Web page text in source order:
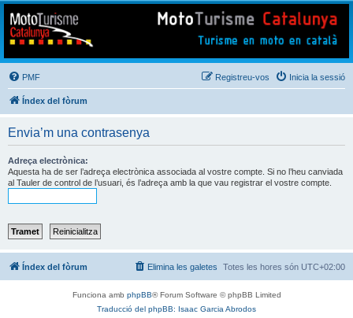
Mototurisme
Turisme en moto en català
PMF Inicia la sessió
Registreu-vos
Índex del fòrum
Envia’m una contrasenya
Adreça electrònica:
Aquesta ha de ser l’adreça electrònica associada al vostre compte. Si no l’heu canviada
al Tauler de control de l’usuari, és l’adreça amb la que vau registrar el vostre compte.
Índex del fòrum Totes les hores són UTC+02:00
Elimina les galetes
Funciona amb phpBB® Forum Software © phpBB Limited
Traducció del phpBB: Isaac Garcia Abrodos